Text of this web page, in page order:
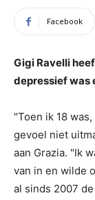
Facebook
Gigi Ravelli
depressief was
"Toen ik 18
gevoel niet
aan Grazia. "Ik
van in en wilde
al sinds 2007